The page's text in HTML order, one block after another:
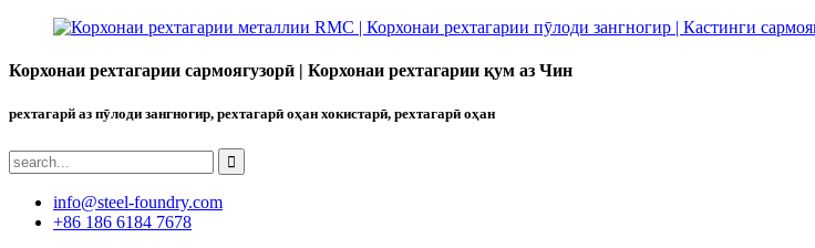
Корхонаи рехтагарии сармоягузорӣ | Корхонаи рехтагарии қум аз Чин
рехтагарй аз пӯлоди зангногир, рехтагарӣ оҳан хокистарӣ, рехтагарӣ оҳан
info@steel-foundry.com
+86 186 6184 7678